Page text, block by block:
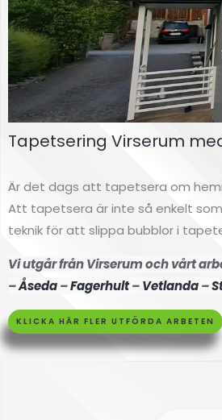
lning
Högsby
Klicka här
Tapetsering Virserum
Är det dags att tapetsera om
Att tapetsera är inte så enkelt
teknik för att slippa bubblor i
Vi utgår från Virserum och vårt
–Åseda–Fagerhult–Vetlanda–
KLICKA HÄR FLER UTFÖRDA ARBETEN